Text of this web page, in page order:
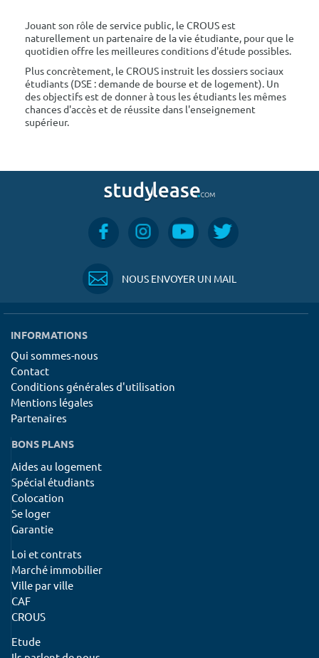
Jouant son rôle de service public, le CROUS est
naturellement un partenaire de la vie étudiante, pour que le
quotidien offre les meilleures conditions d'étude possibles.
Plus concrètement, le CROUS instruit les dossiers sociaux
étudiants (DSE : demande de bourse et de logement). Un
des objectifs est de donner à tous les étudiants les mêmes
chances d'accès et de réussite dans l'enseignement
supérieur.
NOUS ENVOYER UN MAIL
INFORMATIONS
Qui sommes-nous
Contact
Conditions générales d'utilisation
Mentions légales
Partenaires
BONS PLANS
Aides au logement
Spécial étudiants
Colocation
Se loger
Garantie
Loi et contrats
Marché immobilier
Ville par ville
CAF
CROUS
Etude